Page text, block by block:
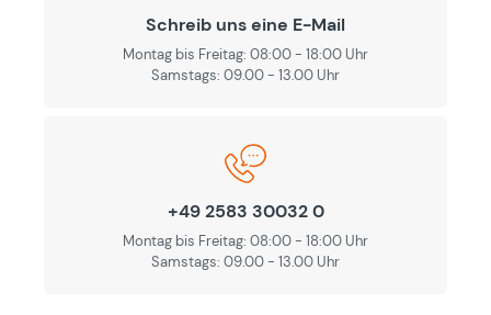
Schreib uns eine E-Mail
Montag bis Freitag: 08:00 - 18:00 Uhr
Samstags: 09.00 - 13.00 Uhr
+49 2583 30032 0
Montag bis Freitag: 08:00 - 18:00 Uhr
Samstags: 09.00 - 13.00 Uhr